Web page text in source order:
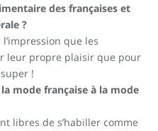
des françaises et
?
l’impression que les
leur propre plaisir que pour
!
mode française à la mode
libres de s’habiller comme